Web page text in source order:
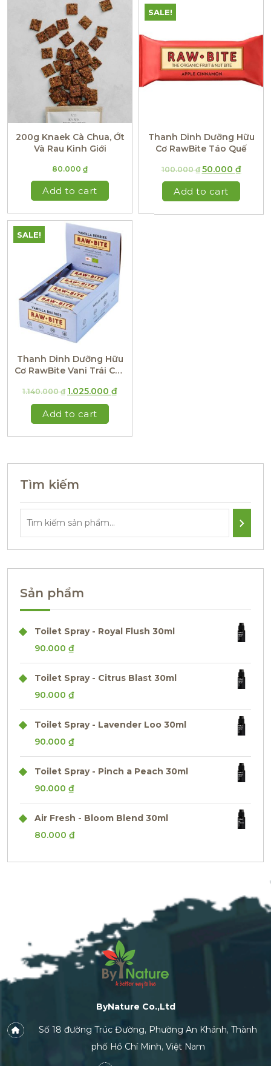
200g Knaek Cà Chua, Ớt
Và Rau Kinh Giới
80.000 ₫
Add to cart
SALE!
Thanh Dinh Dưỡng Hữu
Cơ RawBite Táo Quế
100.000₫ 50.000 ₫
Add to cart
SALE!
Thanh Dinh Dưỡng Hữu
Cơ RawBite Vani Trái Cây
1.140.000₫ 1.025.000 ₫
Add to cart
Tìm kiếm
Sản phẩm
Toilet Spray - Royal Flush 30ml
90.000 ₫
Toilet Spray - Citrus Blast 30ml
90.000 ₫
Toilet Spray - Lavender Loo 30ml
90.000 ₫
Toilet Spray - Pinch a Peach 30ml
90.000 ₫
Air Fresh - Bloom Blend 30ml
80.000 ₫
ByNature Co.,Ltd
Số 18 đường Trúc Đường, Phường An Khánh, Thành
phố Hồ Chí Minh, Việt Nam